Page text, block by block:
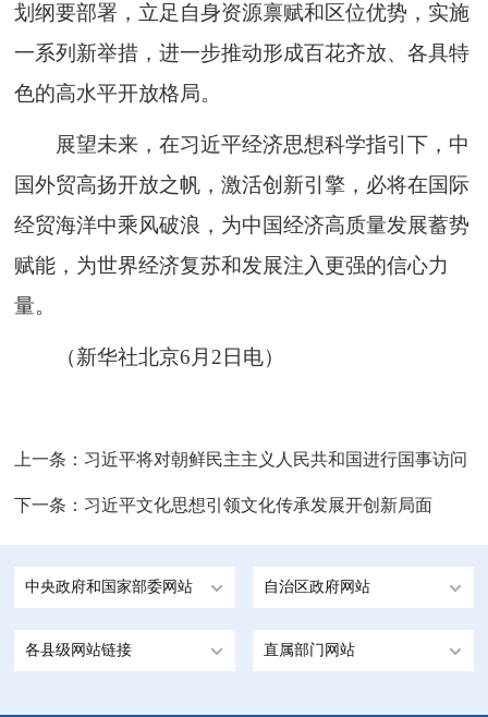
划纲要部署，立足自身资源禀赋和区位优势，实施
一系列新举措，进一步推动形成百花齐放、各具特
色的高水平开放格局。
展望未来，在习近平经济思想科学指引下，中
国外贸高扬开放之帆，激活创新引擎，必将在国际
经贸海洋中乘风破浪，为中国经济高质量发展蓄势
赋能，为世界经济复苏和发展注入更强的信心力
量。
（新华社北京6月2日电）
上一条： 习近平将对朝鲜民主主义人民共和国进行国事访问
下一条： 习近平文化思想引领文化传承发展开创新局面
中央政府和国家部委网站 自治区政府网站
各县级网站链接 直属部门网站